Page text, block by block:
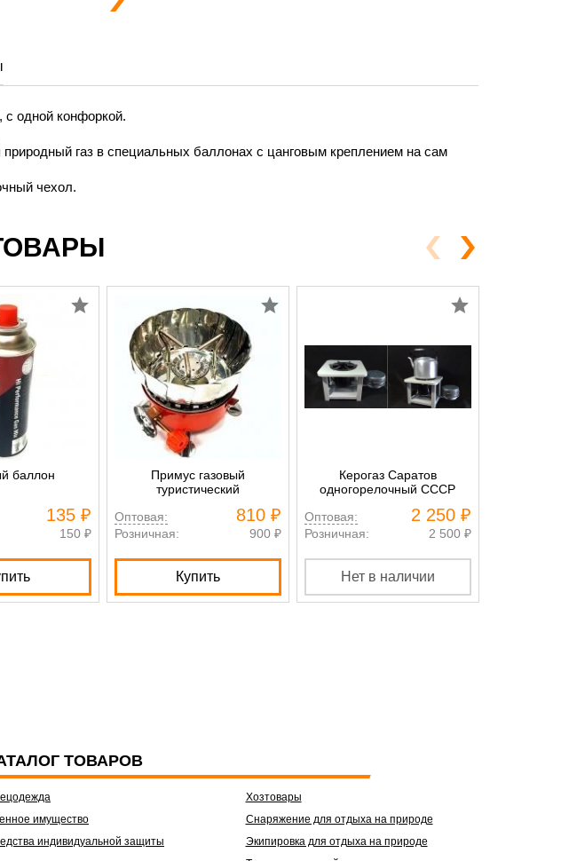
с одной конфоркой.
природный газ в специальных баллонах с цанговым креплением на сам
чехол.
баллон
135 ₽
150 ₽
Примус газовый
туристический
Оптовая:
810 ₽
Розничная: 900 ₽
Купить
Керогаз Саратов
одногорелочный СССР
Оптовая:
2 250 ₽
Розничная: 2 500 ₽
Нет в наличии
ТОВАРОВ
имущество
индивидуальной защиты
Хозтовары
Снаряжение для отдыха на природе
Экипировка для отдыха на природе